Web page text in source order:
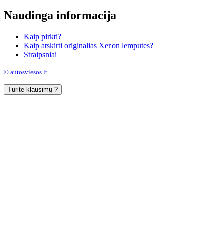
Naudinga informacija
Kaip pirkti?
Kaip atskirti originalias Xenon lemputes?
Straipsniai
© autosviesos.lt
Turite klausimų ?